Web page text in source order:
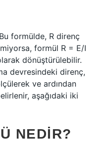
formülde, R direnç
formül R = E/I
dönüştürülebilir.
devresindeki direnç,
ve ardından
aşağıdaki iki
NEDIR?